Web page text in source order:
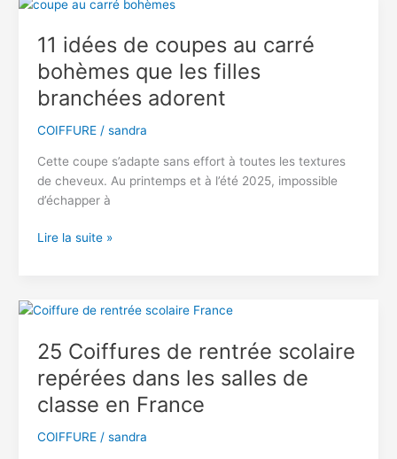
La
Brillante
et
Glamour
Parfaite
11 idées de coupes au carré
bohèmes que les filles
branchées adorent
COIFFURE/ sandra
Cette coupe s’adapte sans effort à toutes les textures
de cheveux. Au printemps et à l’été 2025, impossible
d’échapper à
11
au
bohèmes
que
filles
branchées
Lire la suite »
25 Coiffures de rentrée scolaire
repérées dans les salles de
classe en France
COIFFURE/ sandra